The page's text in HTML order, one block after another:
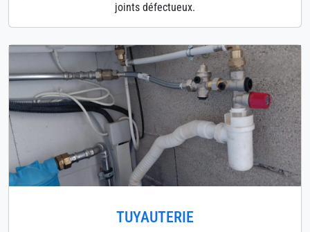
joints défectueux.
TUYAUTERIE